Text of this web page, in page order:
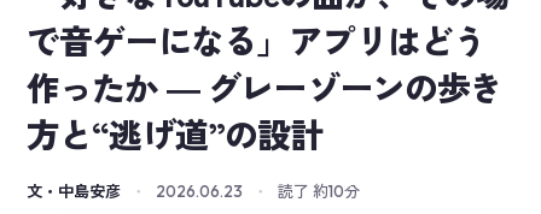
で音ゲーになる」アプリはどう
作ったか ― グレーゾーンの歩き
方と“逃げ道”の設計
文・中島安彦 ・ 2026.06.23 ・ 読了 約10分